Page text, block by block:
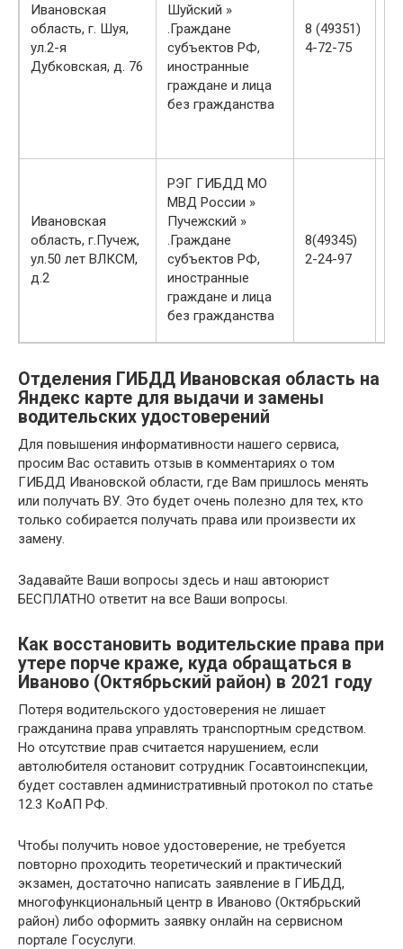
Ивановская
область, г. Шуя,
ул.2-я
Дубковская, д. 76
Шуйский »
.Граждане
субъектов РФ,
иностранные
граждане и лица
без гражданства
8 (49351)
4-72-75
Ивановская
область, г.Пучеж,
ул.50 лет ВЛКСМ,
д.2
РЭГ ГИБДД МО
МВД России »
Пучежский »
.Граждане
субъектов РФ,
иностранные
граждане и лица
без гражданства
8(49345)
2-24-97
Отделения ГИБДД Ивановская область на
Яндекс карте для выдачи и замены
водительских удостоверений
Для повышения информативности нашего сервиса,
просим Вас оставить отзыв в комментариях о том
ГИБДД Ивановской области, где Вам пришлось менять
или получать ВУ. Это будет очень полезно для тех, кто
только собирается получать права или произвести их
замену.
Задавайте Ваши вопросы здесь и наш автоюрист
БЕСПЛАТНО ответит на все Ваши вопросы.
Как восстановить водительские права при
утере порче краже, куда обращаться в
Иваново (Октябрьский район) в 2021 году
Потеря водительского удостоверения не лишает
гражданина права управлять транспортным средством.
Но отсутствие прав считается нарушением, если
автолюбителя остановит сотрудник Госавтоинспекции,
будет составлен административный протокол по статье
12.3 КоАП РФ.
Чтобы получить новое удостоверение, не требуется
повторно проходить теоретический и практический
экзамен, достаточно написать заявление в ГИБДД,
многофункциональный центр в Иваново (Октябрьский
район) либо оформить заявку онлайн на сервисном
портале Госуслуги.